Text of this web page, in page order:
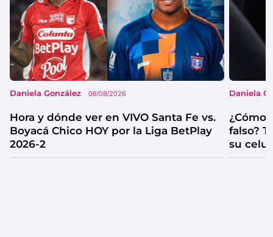
Daniela González 08/08/2026
Hora y dónde ver en VIVO Santa Fe vs.
Boyacá Chico HOY por la Liga BetPlay
2026-2
Daniela
¿Cómo
falso?
su